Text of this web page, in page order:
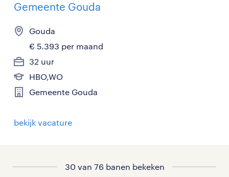
Gemeente Gouda
Gouda
€ 5.393 per maand
32 uur
HBO,WO
Gemeente Gouda
bekijk vacature
30 van 76 banen bekeken